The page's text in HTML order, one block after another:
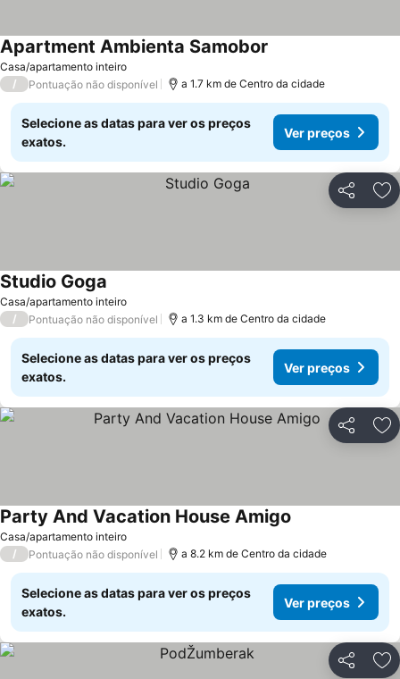
Casa/apartamento inteiro
Apartment Ambienta Samobor
/ Pontuação não disponível a 1.7 km de Centro da cidade
Selecione as datas para ver os preços
exatos.
Ver preços
Partilhar
Casa/apartamento inteiro
Studio Goga
/ Pontuação não disponível a 1.3 km de Centro da cidade
Selecione as datas para ver os preços
exatos.
Ver preços
Partilhar
Casa/apartamento inteiro
Party And Vacation House Amigo
/ Pontuação não disponível a 8.2 km de Centro da cidade
Selecione as datas para ver os preços
exatos.
Ver preços
Partilhar